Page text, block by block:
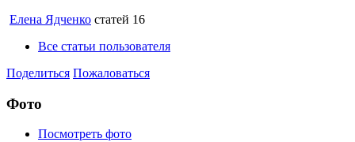
Елена Ядченко статей 16
Все статьи пользователя
Поделиться Пожаловаться
Фото
Посмотреть фото